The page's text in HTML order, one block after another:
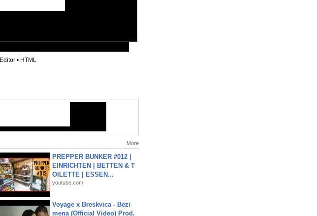
Editor • HTML
More
PREPPER BUNKER #012 |
EINRICHTEN | BETTEN & T
OILETTE | ESSEN...
youtube.com
Voyage x Breskvica - Bezi
mena (Official Video) Prod.